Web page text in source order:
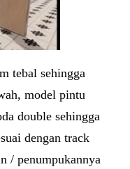
tebal sehingga
model pintu
double sehingga
dengan track
/ penumpukannya